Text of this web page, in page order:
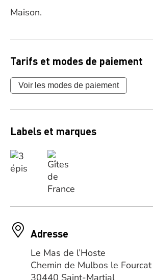
Maison.
Tarifs et modes de paiement
Voir les modes de paiement
Labels et marques
Adresse
Le Mas de l’Hoste
Chemin de Mulbos le Fourcat
30440 Saint-Martial